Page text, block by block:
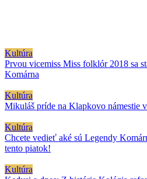
Kultúra
Prvou vicemiss Miss folklór 2018 sa
Komárna
Kultúra
Mikuláš príde na Klapkovo námestie
Kultúra
Chcete vedieť aké sú Legendy
tento piatok!
Kultúra